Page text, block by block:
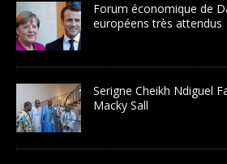
Forum économique de
européens très attendus
Serigne Cheikh Ndiguel
Macky Sall